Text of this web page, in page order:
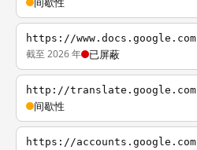
https://www.docs.google.com
截至 2026 年 已屏蔽
http://translate.google.com
间歇性
https://accounts.google.com